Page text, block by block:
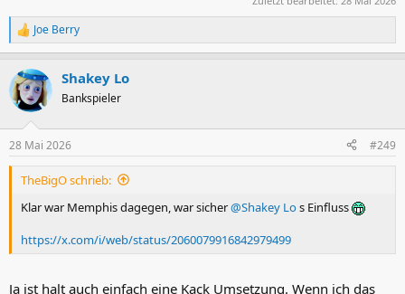
R
e
k
t
i
e
n
Joe Berry
Shakey Lo
Bankspieler
28 Mai 2026 #249
TheBigO schrieb:
Klar war Memphis dagegen, war sicher@Shakey Los Einfluss
https://x.com/i/web/status/2060079916842979499
Ja ist halt auch einfach eine Kack Umsetzung. Wenn ich das